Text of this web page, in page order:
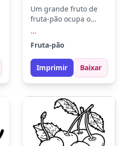
Um grande fruto de
fruta-pão ocupa o
cor. Que tal usar tons
de verde e amarelo
para representar sua
aparência natural?
especial, experimente
adicionar sombras
com lápis mais
escuros.
...
Fruta-pão
Imprimir Baixar